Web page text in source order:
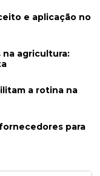
e aplicação no
agricultura:
a rotina na
para